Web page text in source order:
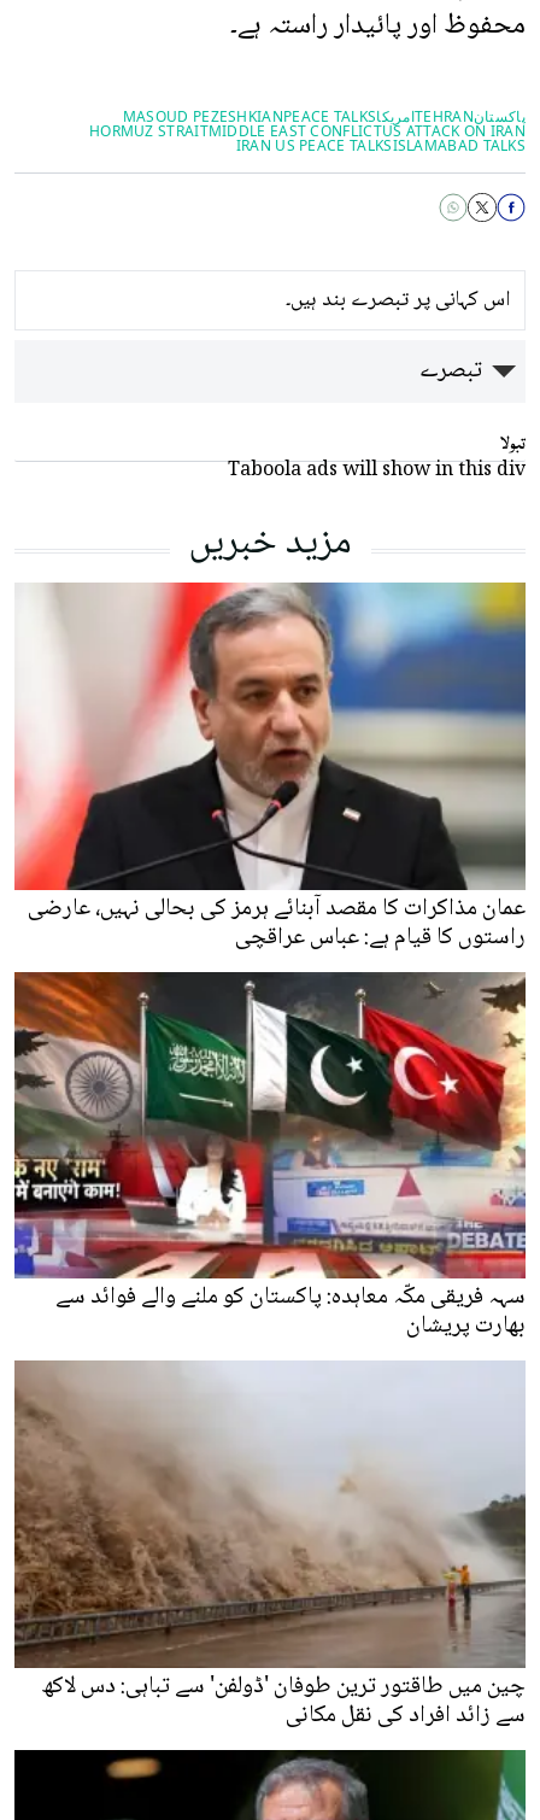
محفوظ اور پائیدار راستہ ہے۔
پاکستانTEHRANامریکاPEACE TALKS
MASOUD PEZESHKIAN
US ATTACK ON IRAN
MIDDLE EAST CONFLICT
HORMUZ STRAIT
ISLAMABAD TALKS
IRAN US PEACE TALKS
اس کہانی پر تبصرے بند ہیں۔
تبصرے
تبولا
Taboola ads will show in this div
مزید خبریں
عمان مذاکرات کا مقصد آبنائے ہرمز کی بحالی نہیں، عارضی
راستوں کا قیام ہے: عباس عراقچی
سہہ فریقی مکّہ معاہدہ: پاکستان کو ملنے والے فوائد سے
بھارت پریشان
چین میں طاقتور ترین طوفان 'ڈولفن' سے تباہی: دس لاکھ
سے زائد افراد کی نقل مکانی